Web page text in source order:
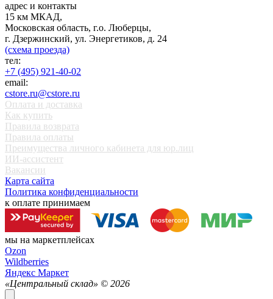
адрес и контакты
15 км МКАД,
Московская область, г.о. Люберцы,
г. Дзержинский, ул. Энергетиков, д. 24
(схема проезда)
тел:
+7 (495) 921-40-02
email:
cstore.ru@cstore.ru
Оплата и доставка
Как купить
Правила возврата
Правила оплаты
Преимущества личного кабинета для юр.лиц
ИИ-ассистент
Вакансии
Карта сайта
Политика конфиденциальности
к оплате принимаем
мы на маркетплейсах
Ozon
Wildberries
Яндекс Маркет
«Центральный склад» © 2026